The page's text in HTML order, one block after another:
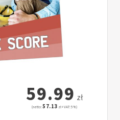
59.99 zł
(netto:57.13 zł + VAT: 5%)